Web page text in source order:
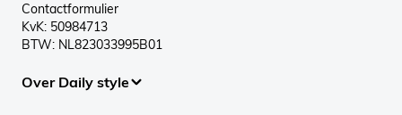
Contactformulier
KvK: 50984713
BTW: NL823033995B01
Over Daily style